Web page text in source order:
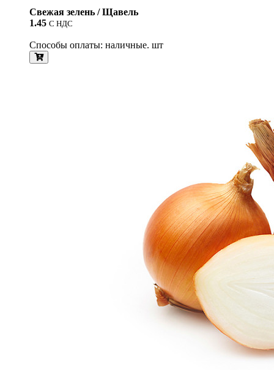
Свежая зелень / Щавель
1.45 С НДС
Способы оплаты: наличные. шт